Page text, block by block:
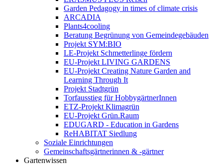
Garden Pedagogy in times of climate crisis
ARCADIA
Plants4cooling
Beratung Begrünung von Gemeindegebäuden
Projekt SYM:BIO
LE-Projekt Schmetterlinge fördern
EU-Projekt LIVING GARDENS
EU-Projekt Creating Nature Garden and
Learning Through It
Projekt Stadtgrün
Torfausstieg für HobbygärtnerInnen
ETZ-Projekt Klimagrün
EU-Projekt Grün.Raum
EDUGARD - Education in Gardens
ReHABITAT Siedlung
Soziale Einrichtungen
Gemeinschaftsgärtnerinnen & -gärtner
Gartenwissen